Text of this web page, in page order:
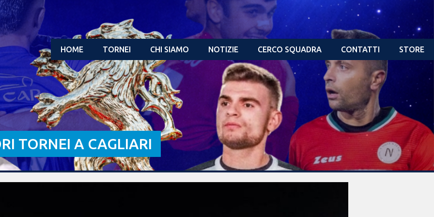
HOME TORNEI CHI SIAMO NOTIZIE CERCO SQUADRA CONTATTI STORE
TORNEI A CAGLIARI